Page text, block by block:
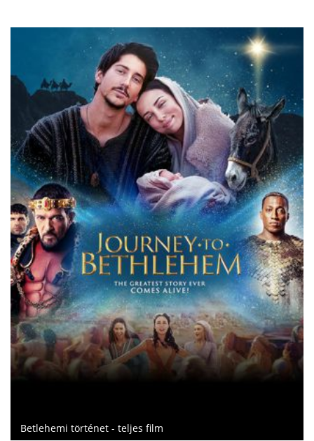
történet - teljes film